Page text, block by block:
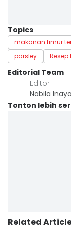
Topics
makanan timur
parsley
Resep
Editorial Team
Editor
Nabila Inaya
Tonton lebih
Related